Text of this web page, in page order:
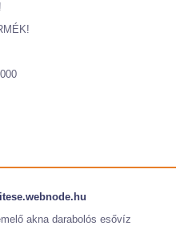
akna darabolós esővíz